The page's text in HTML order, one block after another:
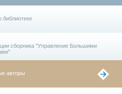
библиотеке
сборника "Управление Большими
авторы